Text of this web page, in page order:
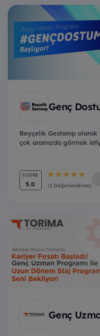
Genç
Beyçelik Gestamp olarak
çok aramızda görmek
SCORE
5.0 (1 Değerlendirme)
Genç